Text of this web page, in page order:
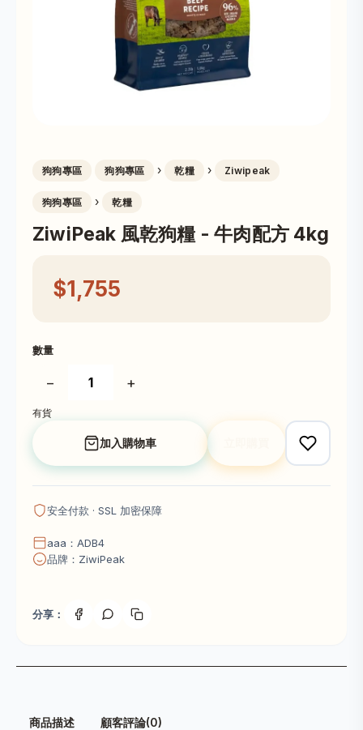
狗狗專區 狗狗專區 › 乾糧 › Ziwipeak
狗狗專區 › 乾糧
ZiwiPeak 風乾狗糧 - 牛肉配方 4kg
$1,755
數量
− +
有貨
加入購物車
安全付款 · SSL 加密保障
aaa：ADB4
品牌：ZiwiPeak
分享：
商品描述 顧客評論(0)